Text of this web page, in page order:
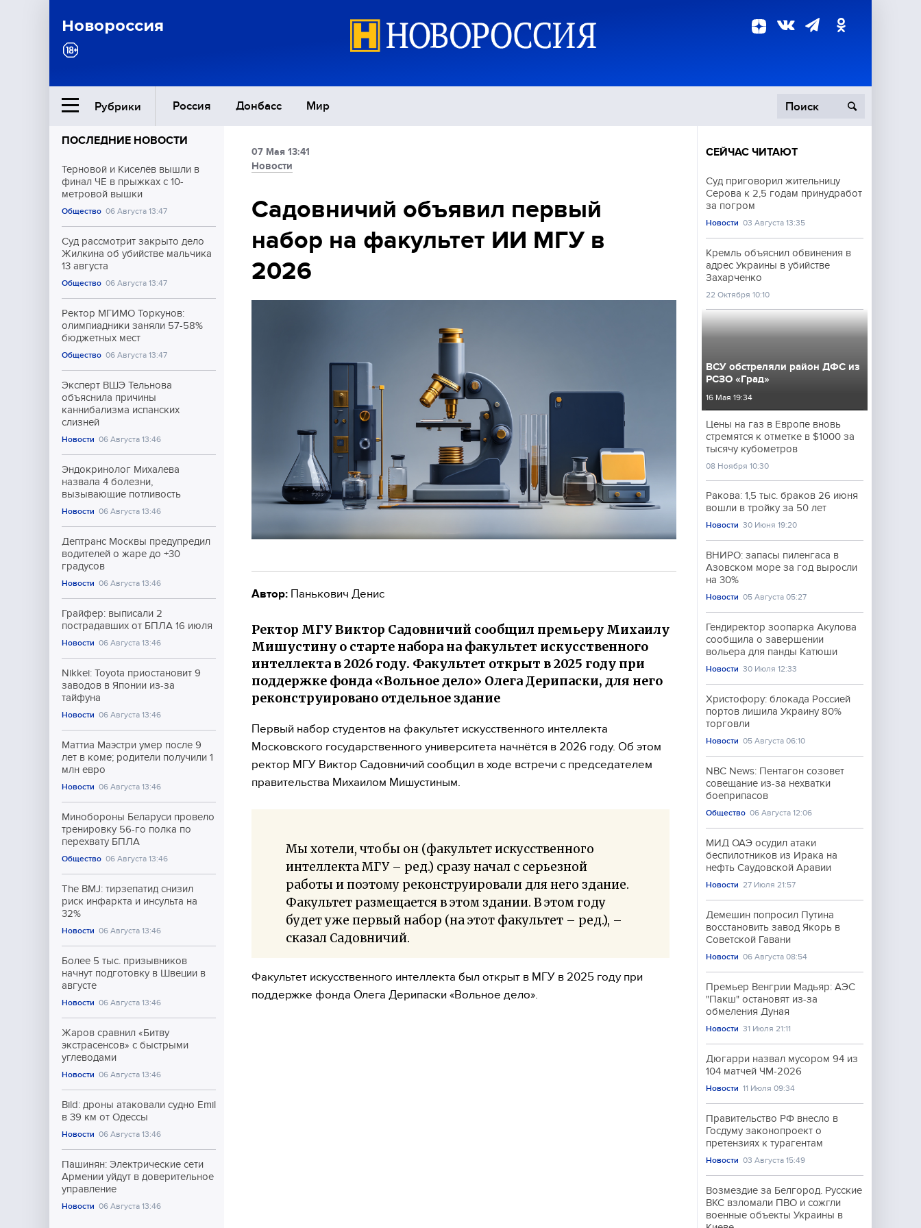
Новороссия
Рубрики Россия Донбасс Мир
Ближний Восток
Общество
Экономика
Происшествия
Культура
Спорт
ПОСЛЕДНИЕ НОВОСТИ
Терновой и Киселёв вышли в
финал ЧЕ в прыжках с 10-
метровой вышки
Общество 06 Августа 13:47
Суд рассмотрит закрыто дело
Жилкина об убийстве мальчика
13 августа
Общество 06 Августа 13:47
Ректор МГИМО Торкунов:
олимпиадники заняли 57-58%
бюджетных мест
Общество 06 Августа 13:47
Эксперт ВШЭ Тельнова
объяснила причины
каннибализма испанских
слизней
Новости 06 Августа 13:46
Эндокринолог Михалева
назвала 4 болезни,
вызывающие потливость
Новости 06 Августа 13:46
Дептранс Москвы предупредил
водителей о жаре до +30
градусов
Новости 06 Августа 13:46
Грайфер: выписали 2
пострадавших от БПЛА 16 июля
Новости 06 Августа 13:46
Nikkei: Toyota приостановит 9
заводов в Японии из-за
тайфуна
Новости 06 Августа 13:46
Маттиа Маэстри умер после 9
лет в коме; родители получили 1
млн евро
Новости 06 Августа 13:46
Минобороны Беларуси провело
тренировку 56-го полка по
перехвату БПЛА
Общество 06 Августа 13:46
The BMJ: тирзепатид снизил
риск инфаркта и инсульта на
32%
Новости 06 Августа 13:46
Более 5 тыс. призывников
начнут подготовку в Швеции в
августе
Новости 06 Августа 13:46
Жаров сравнил «Битву
экстрасенсов» с быстрыми
углеводами
Новости 06 Августа 13:46
Bild: дроны атаковали судно Emil
в 39 км от Одессы
Новости 06 Августа 13:46
Пашинян: Электрические сети
Армении уйдут в доверительное
управление
Новости 06 Августа 13:46
07 Мая 13:41
Новости
Садовничий объявил первый
набор на факультет ИИ МГУ в
2026
Автор: Панькович Денис
Ректор МГУ Виктор Садовничий сообщил премьеру Михаилу
Мишустину о старте набора на факультет искусственного
интеллекта в 2026 году. Факультет открыт в 2025 году при
поддержке фонда «Вольное дело» Олега Дерипаски, для него
реконструировано отдельное здание
Первый набор студентов на факультет искусственного интеллекта
Московского государственного университета начнётся в 2026 году. Об этом
ректор МГУ Виктор Садовничий сообщил в ходе встречи с председателем
правительства Михаилом Мишустиным.
Мы хотели, чтобы он (факультет искусственного
интеллекта МГУ – ред.) сразу начал с серьезной
работы и поэтому реконструировали для него здание.
Факультет размещается в этом здании. В этом году
будет уже первый набор (на этот факультет – ред.), –
сказал Садовничий.
Факультет искусственного интеллекта был открыт в МГУ в 2025 году при
поддержке фонда Олега Дерипаски «Вольное дело».
СЕЙЧАС ЧИТАЮТ
Суд приговорил жительницу
Серова к 2,5 годам принудработ
за погром
Новости 03 Августа 13:35
Кремль объяснил обвинения в
адрес Украины в убийстве
Захарченко
22 Октября 10:10
ВСУ обстреляли район ДФС из
РСЗО «Град»
16 Мая 19:34
Цены на газ в Европе вновь
стремятся к отметке в $1000 за
тысячу кубометров
08 Ноября 10:30
Ракова: 1,5 тыс. браков 26 июня
вошли в тройку за 50 лет
Новости 30 Июня 19:20
ВНИРО: запасы пиленгаса в
Азовском море за год выросли
на 30%
Новости 05 Августа 05:27
Гендиректор зоопарка Акулова
сообщила о завершении
вольера для панды Катюши
Новости 30 Июля 12:33
Христофору: блокада Россией
портов лишила Украину 80%
торговли
Новости 05 Августа 06:10
NBC News: Пентагон созовет
совещание из-за нехватки
боеприпасов
Общество 06 Августа 12:06
МИД ОАЭ осудил атаки
беспилотников из Ирака на
нефть Саудовской Аравии
Новости 27 Июля 21:57
Демешин попросил Путина
восстановить завод Якорь в
Советской Гавани
Новости 06 Августа 08:54
Премьер Венгрии Мадьяр: АЭС
"Пакш" остановят из-за
обмеления Дуная
Новости 31 Июля 21:11
Дюгарри назвал мусором 94 из
104 матчей ЧМ-2026
Новости 11 Июля 09:34
Правительство РФ внесло в
Госдуму законопроект о
претензиях к турагентам
Новости 03 Августа 15:49
Возмездие за Белгород. Русские
ВКС взломали ПВО и сожгли
военные объекты Украины в